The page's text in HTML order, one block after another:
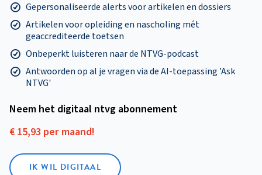
Gepersonaliseerde alerts voor artikelen en dossiers
Artikelen voor opleiding en nascholing mét
geaccrediteerde toetsen
Onbeperkt luisteren naar de NTVG-podcast
Antwoorden op al je vragen via de AI-toepassing 'Ask
NTVG'
Neem het digitaal ntvg abonnement
€ 15,93 per maand!
IK WIL DIGITAAL